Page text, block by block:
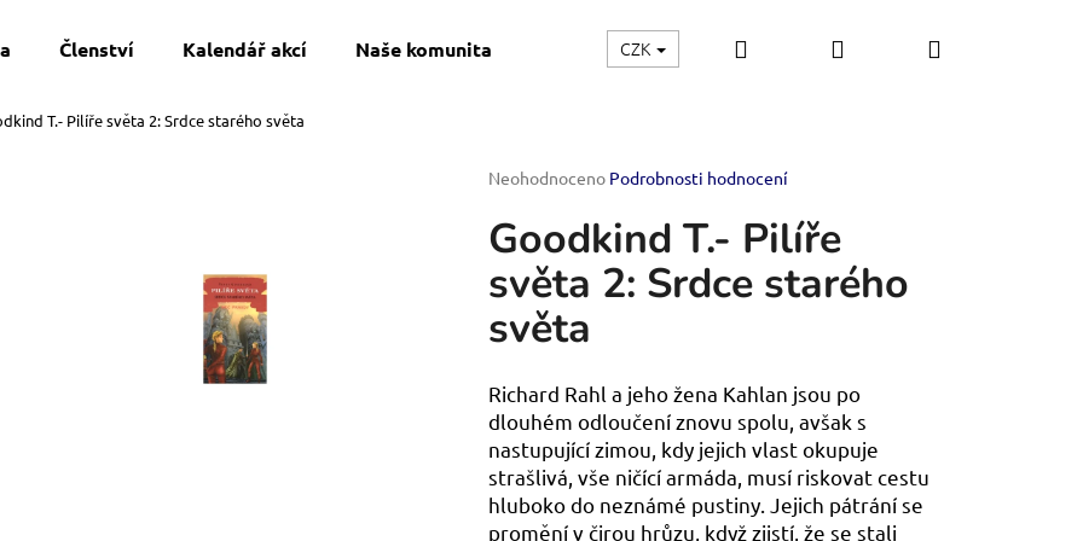
Členství Kalendář akcí Naše komunita CZK Hledat PřihlášeníNákupní
T.- Pilíře světa 2: Srdce starého světa
Průměrné
produktu
je
z
hvězdiček.
Neohodnoceno Podrobnosti hodnocení
Goodkind T.- Pilíře
světa 2: Srdce starého
světa
Richard Rahl a jeho žena Kahlan jsou po
dlouhém odloučení znovu spolu, avšak s
nastupující zimou, kdy jejich vlast okupuje
strašlivá, vše ničící armáda, musí riskovat cestu
hluboko do neznámé pustiny. Jejich pátrání se
promění v čirou hrůzu, když zjistí, že se stali
Co potřebujete najít?
Doporučujeme
DOSPĚLÉ ČLENSTVÍ